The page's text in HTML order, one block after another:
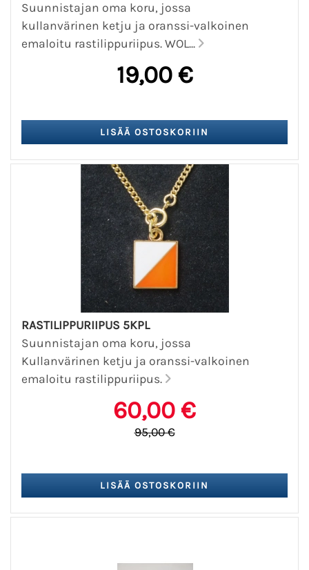
Suunnistajan oma koru, jossa
kullanvärinen ketju ja oranssi-valkoinen
emaloitu rastilippuriipus. WOL...
19,00 €
RASTILIPPURIIPUS 5KPL
Suunnistajan oma koru, jossa
Kullanvärinen ketju ja oranssi-valkoinen
emaloitu rastilippuriipus.
60,00 €
95,00 €